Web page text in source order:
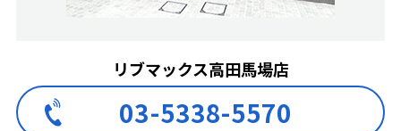
リブマックス高田馬場店
03-5338-5570